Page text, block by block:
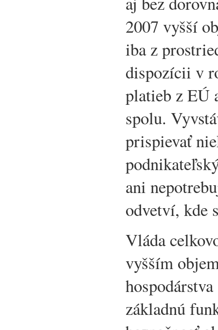
2007 vyšší
iba z
dispozícii v
platieb z EÚ
spolu.
prispievať
ani
odvetví, kde
Vláda
vyšším
základnú